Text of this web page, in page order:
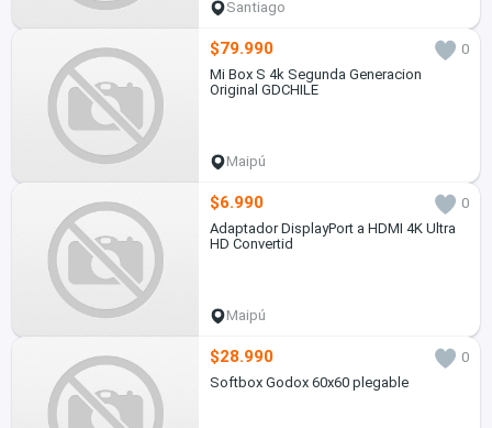
Santiago
$79.990
0
Mi Box S 4k Segunda Generacion
Original GDCHILE
Maipú
$6.990
0
Adaptador DisplayPort a HDMI 4K Ultra
HD Convertid
Maipú
$28.990
0
Softbox Godox 60x60 plegable